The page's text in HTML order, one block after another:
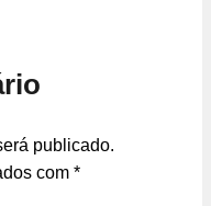
publicado.
com *